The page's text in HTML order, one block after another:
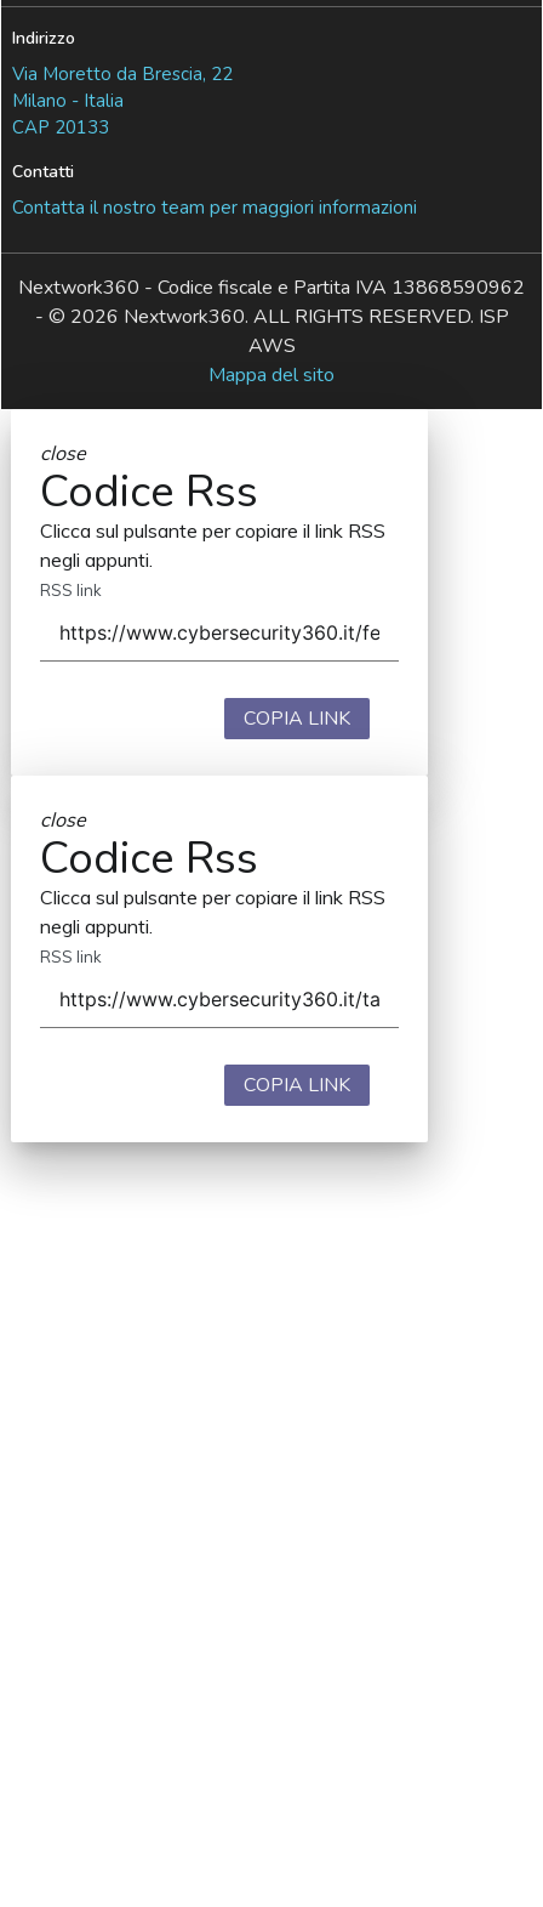
Indirizzo
Via Moretto da Brescia, 22
Milano - Italia
CAP 20133
Contatti
Contatta il nostro team per maggiori informazioni
Nextwork360 - Codice fiscale e Partita IVA 13868590962
- © 2026 Nextwork360. ALL RIGHTS RESERVED. ISP
AWS
Mappa del sito
close
Codice Rss
Clicca sul pulsante per copiare il link RSS
negli appunti.
RSS link
COPIA LINK
close
Codice Rss
Clicca sul pulsante per copiare il link RSS
negli appunti.
RSS link
COPIA LINK